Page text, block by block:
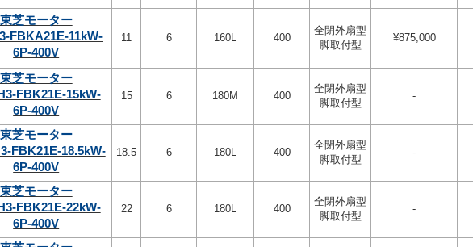
東芝モーター
FBKA21E-11kW-
6P-400V
11 6 160L 400
全閉外扇型
脚取付型
¥875,000
東芝モーター
FBK21E-15kW-
6P-400V
15 6 180M 400
全閉外扇型
脚取付型
-
東芝モーター
FBK21E-18.5kW-
6P-400V
18.5 6 180L 400
全閉外扇型
脚取付型
-
東芝モーター
FBK21E-22kW-
6P-400V
22 6 180L 400
全閉外扇型
脚取付型
-